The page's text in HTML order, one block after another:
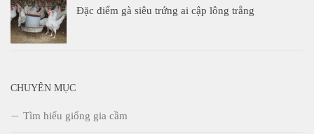
Đặc điểm gà siêu trứng ai cập lông trắng
CHUYÊN MỤC
Tìm hiểu giống gia cầm